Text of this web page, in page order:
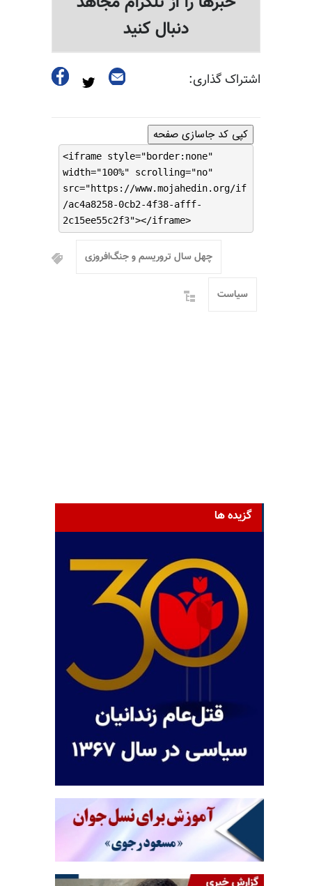
دنبال کنید
اشتراک گذاری:
کپی کد جاسازی صفحه
<iframe style="border:none"
width="100%" scrolling="no"
src="https://www.mojahedin.org/if
/ac4a8258-0cb2-4f38-afff-
2c15ee55c2f3"></iframe>
چهل سال تروریسم و جنگ‌افروزی
سیاست
گزیده ها